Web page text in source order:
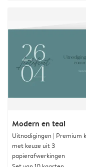
Modern en teal
Uitnodigingen | Premium
met keuze uit 3
papierafwerkingen